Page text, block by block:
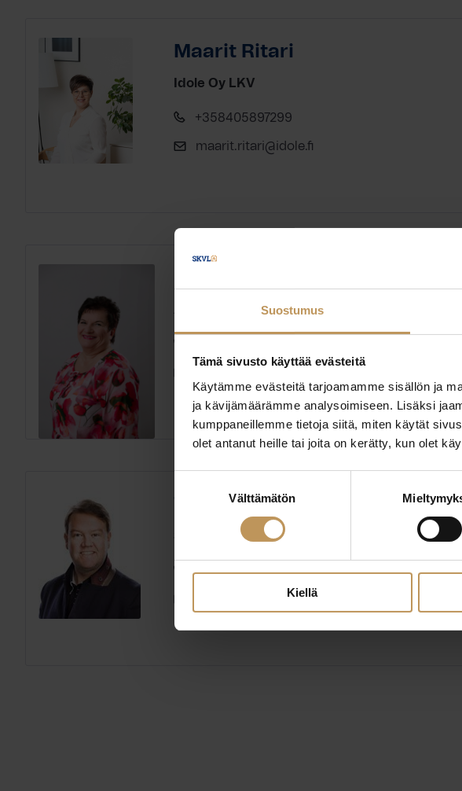
Suostumus
Tämä sivusto käyttää evästeitä
Käytämme evästeitä tarjoamamme sisällön ja
ja kävijämäärämme analysoimiseen. Lisäksi
kumppaneillemme tietoja siitä, miten käytät
olet antanut heille tai joita on kerätty, kun olet
Välttämätön
Kiellä
Maarit Ritari
Idole Oy LKV
+358405897299
maarit.ritari@idole.fi
Tuukka Salomaa
Strand Properties | Tuukka Salomaa LKV
0500621330
tuukka@strand.fi